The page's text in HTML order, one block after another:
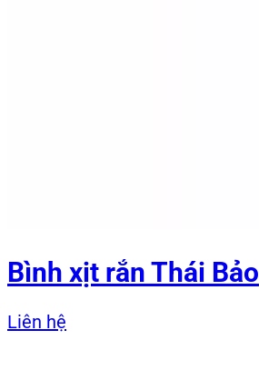
Bình xịt rắn Thái Bảo
Liên hệ